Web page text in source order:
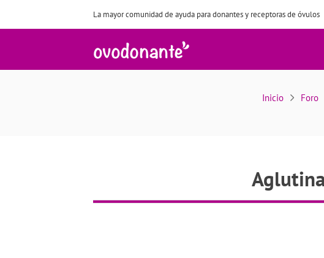
La mayor comunidad de ayuda para donantes y receptoras de óvulos
Inicio Foro